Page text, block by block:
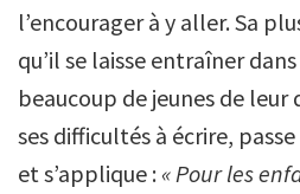
l’encourager à y aller. Sa
qu’il se laisse entraîner
beaucoup de jeunes de
ses difficultés à écrire,
et s’applique : « Pour les